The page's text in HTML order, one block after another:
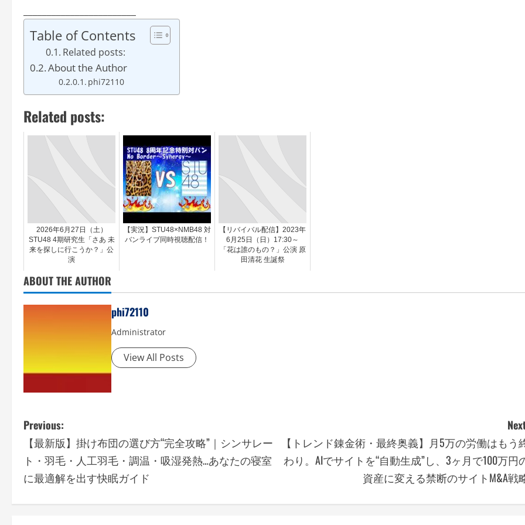
Table of Contents
Related posts:
About the Author
phi72110
Related posts:
2026年6月27日（土）
STU48 4期研究生「さあ 未
来を探しに行こうか？」公
演
【実況】STU48×NMB48 対
バンライブ同時視聴配信！
【リバイバル配信】2023年
6月25日（日）17:30～
「花は誰のもの？」公演 原
田清花 生誕祭
ABOUT THE AUTHOR
phi72110
Administrator
View All Posts
P
o
s
t
Previous:
【最新版】掛け布団の選び方“完全攻略”｜シンサレー
ト・羽毛・人工羽毛・調温・吸湿発熱…あなたの寝室
に最適解を出す快眠ガイド
【トレンド錬金術・最終奥義】月5万の労働はもう
わり。AIでサイトを“自動生成”し、3ヶ月で100万円
資産に変える禁断のサイトM&A戦